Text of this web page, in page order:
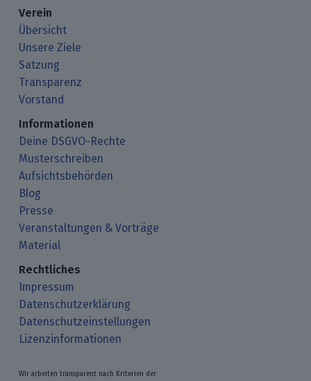
Verein
Übersicht
Unsere Ziele
Satzung
Transparenz
Vorstand
Informationen
Deine DSGVO-Rechte
Musterschreiben
Aufsichtsbehörden
Blog
Presse
Veranstaltungen & Vorträge
Material
Rechtliches
Impressum
Datenschutzerklärung
Datenschutzeinstellungen
Lizenzinformationen
Wir arbeiten transparent nach Kriterien der